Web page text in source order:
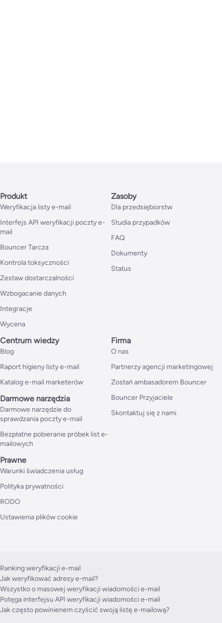
Produkt
Weryfikacja listy e-mail
Interfejs API weryfikacji poczty e-
mail
Bouncer Tarcza
Kontrola toksyczności
Zestaw dostarczalności
Wzbogacanie danych
Integracje
Wycena
Zasoby
Dla przedsiębiorstw
Studia przypadków
FAQ
Dokumenty
Status
Centrum wiedzy
Blog
Raport higieny listy e-mail
Katalog e-mail marketerów
Darmowe narzędzia
Darmowe narzędzie do
sprawdzania poczty e-mail
Bezpłatne pobieranie próbek list e-
mailowych
Firma
O nas
Partnerzy agencji marketingowej
Zostań ambasadorem Bouncer
Bouncer Przyjaciele
Skontaktuj się z nami
Prawne
Warunki świadczenia usług
Polityka prywatności
RODO
Ustawienia plików cookie
Ranking weryfikacji e-mail
Jak weryfikować adresy e-mail?
Wszystko o masowej weryfikacji wiadomości e-mail
Potęga interfejsu API weryfikacji wiadomości e-mail
Jak często powinienem czyścić swoją listę e-mailową?